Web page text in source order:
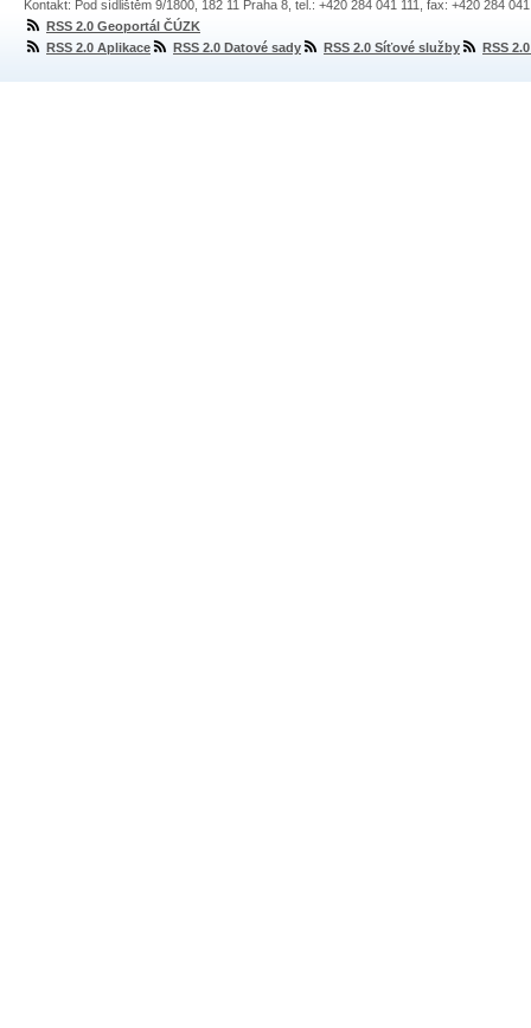
Kontakt: Pod sídlištěm 9/1800, 182 11 Praha 8, tel.: +420 284 041 111, fax: +420 284
RSS 2.0 Geoportál ČÚZK
RSS 2.0 Aplikace
RSS 2.0 Datové sady RSS 2.0 Síťové služby RSS